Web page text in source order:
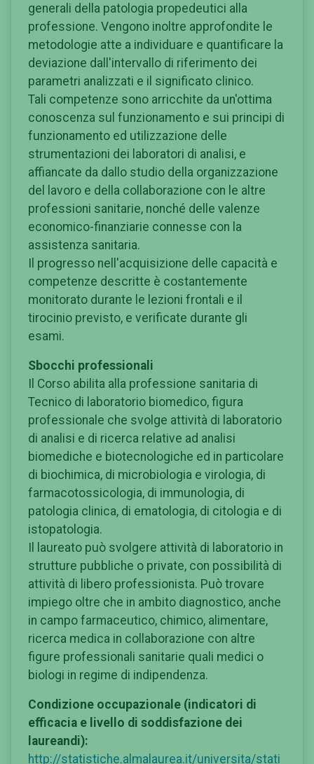
generali della patologia propedeutici alla
professione. Vengono inoltre approfondite le
metodologie atte a individuare e quantificare la
deviazione dall'intervallo di riferimento dei
parametri analizzati e il significato clinico.
Tali competenze sono arricchite da un'ottima
conoscenza sul funzionamento e sui principi di
funzionamento ed utilizzazione delle
strumentazioni dei laboratori di analisi, e
affiancate da dallo studio della organizzazione
del lavoro e della collaborazione con le altre
professioni sanitarie, nonché delle valenze
economico-finanziarie connesse con la
assistenza sanitaria.
Il progresso nell'acquisizione delle capacità e
competenze descritte è costantemente
monitorato durante le lezioni frontali e il
tirocinio previsto, e verificate durante gli
esami.
Sbocchi professionali
Il Corso abilita alla professione sanitaria di
Tecnico di laboratorio biomedico, figura
professionale che svolge attività di laboratorio
di analisi e di ricerca relative ad analisi
biomediche e biotecnologiche ed in particolare
di biochimica, di microbiologia e virologia, di
farmacotossicologia, di immunologia, di
patologia clinica, di ematologia, di citologia e di
istopatologia.
Il laureato può svolgere attività di laboratorio in
strutture pubbliche o private, con possibilità di
attività di libero professionista. Può trovare
impiego oltre che in ambito diagnostico, anche
in campo farmaceutico, chimico, alimentare,
ricerca medica in collaborazione con altre
figure professionali sanitarie quali medici o
biologi in regime di indipendenza.
Condizione occupazionale (indicatori di
efficacia e livello di soddisfazione dei
laureandi):
http://statistiche.almalaurea.it/universita/stati